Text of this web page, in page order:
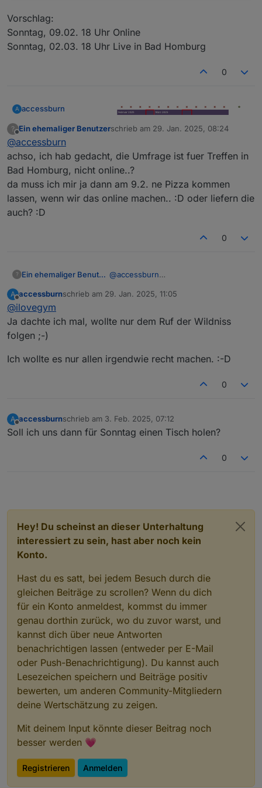
Vorschlag:
Sonntag, 09.02. 18 Uhr Online
Sonntag, 02.03. 18 Uhr Live in Bad Homburg
0
A accessburn
Vorschlag:
?
Offline
Ein ehemaliger Benutzerschrieb am 29. Jan. 2025, 08:24
zuletzt editiert von
@accessburn
achso, ich hab gedacht, die Umfrage ist fuer Treffen in
Bad Homburg, nicht online..?
da muss ich mir ja dann am 9.2. ne Pizza kommen
lassen, wenn wir das online machen.. :D oder liefern die
auch? :D
0
? Ein ehemaliger Benutzer @accessburn
ist fuer Treffen in Bad Homburg, nicht
da muss ich mir ja dann am 9.2. ne
A
Offline
accessburnschrieb am 29. Jan. 2025, 11:05
zuletzt editiert von
@ilovegym
Ja dachte ich mal, wollte nur dem Ruf der Wildniss
folgen ;-)
Ich wollte es nur allen irgendwie recht machen. :-D
0
A
Offline
accessburnschrieb am 3. Feb. 2025, 07:12
zuletzt editiert von
Soll ich uns dann für Sonntag einen Tisch holen?
0
Hey! Du scheinst an dieser Unterhaltung
interessiert zu sein, hast aber noch kein
Konto.
Hast du es satt, bei jedem Besuch durch die
gleichen Beiträge zu scrollen? Wenn du dich
für ein Konto anmeldest, kommst du immer
genau dorthin zurück, wo du zuvor warst, und
kannst dich über neue Antworten
benachrichtigen lassen (entweder per E-Mail
oder Push-Benachrichtigung). Du kannst auch
Lesezeichen speichern und Beiträge positiv
bewerten, um anderen Community-Mitgliedern
deine Wertschätzung zu zeigen.
Mit deinem Input könnte dieser Beitrag noch
besser werden 💗
Registrieren Anmelden